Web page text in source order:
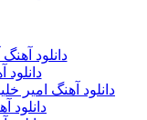
دانلود
دانلود آهنگ امیر
دانلود